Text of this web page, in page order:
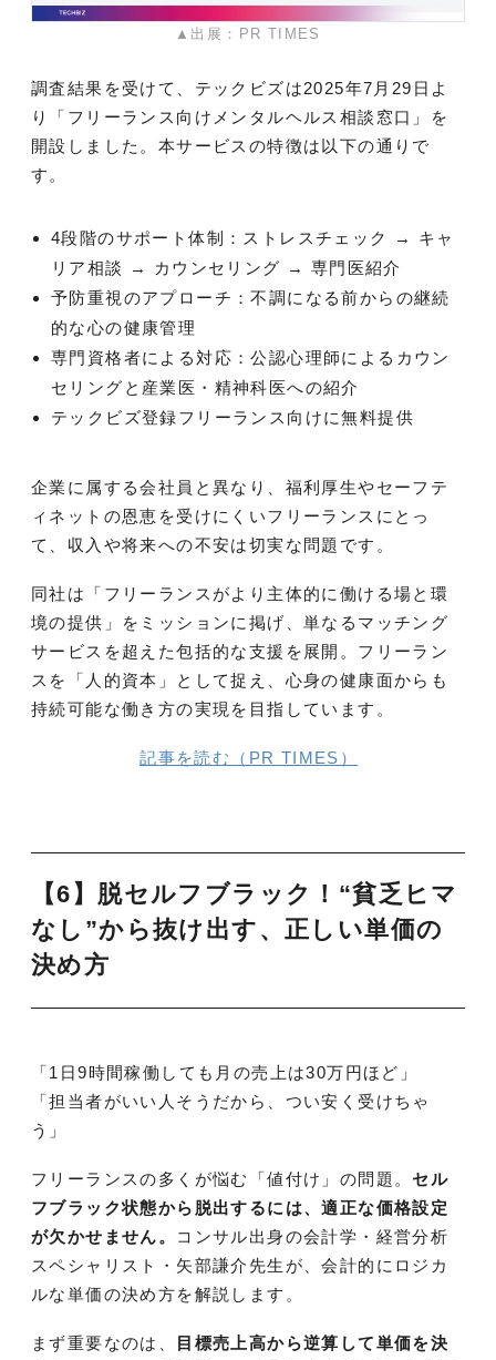
▲出展：PR TIMES
調査結果を受けて、テックビズは2025年7月29日よ
り「フリーランス向けメンタルヘルス相談窓口」を
開設しました。本サービスの特徴は以下の通りで
す。
4段階のサポート体制：ストレスチェック → キャ
リア相談 → カウンセリング → 専門医紹介
予防重視のアプローチ：不調になる前からの継続
的な心の健康管理
専門資格者による対応：公認心理師によるカウン
セリングと産業医・精神科医への紹介
テックビズ登録フリーランス向けに無料提供
企業に属する会社員と異なり、福利厚生やセーフテ
ィネットの恩恵を受けにくいフリーランスにとっ
て、収入や将来への不安は切実な問題です。
同社は「フリーランスがより主体的に働ける場と環
境の提供」をミッションに掲げ、単なるマッチング
サービスを超えた包括的な支援を展開。フリーラン
スを「人的資本」として捉え、心身の健康面からも
持続可能な働き方の実現を目指しています。
記事を読む（PR TIMES）
【6】脱セルフブラック！“貧乏ヒマ
なし”から抜け出す、正しい単価の
決め方
「1日9時間稼働しても月の売上は30万円ほど」
「担当者がいい人そうだから、つい安く受けちゃ
う」
フリーランスの多くが悩む「値付け」の問題。 セル
フブラック状態から脱出するには、適正な価格設定
が欠かせません。
コンサル出身の会計学・経営分析
スペシャリスト・矢部謙介先生が、会計的にロジカ
ルな単価の決め方を解説します。
まず重要なのは、
目標売上高から逆算して単価を決